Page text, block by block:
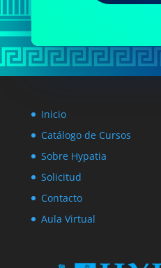
Inicio
Catálogo de Cursos
Sobre Hypatia
Solicitud
Contacto
Aula Virtual